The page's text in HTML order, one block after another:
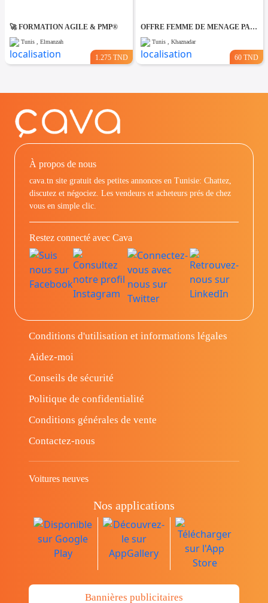
🚀 FORMATION AGILE & PMP®
Tunis , Elmanzah
1.275 TND
OFFRE FEMME DE MENAGE PAR JOUR A khaznadar
Tunis , Khaznadar
60 TND
À propos de nous
cava.tn site gratuit des petites annonces en Tunisie: Chattez,
discutez et négociez. Les vendeurs et acheteurs prés de chez
vous en simple clic.
Restez connecté avec Cava
Conditions d'utilisation et informations légales
Aidez-moi
Conseils de sécurité
Politique de confidentialité
Conditions générales de vente
Contactez-nous
Voitures neuves
Nos applications
Bannières publicitaires